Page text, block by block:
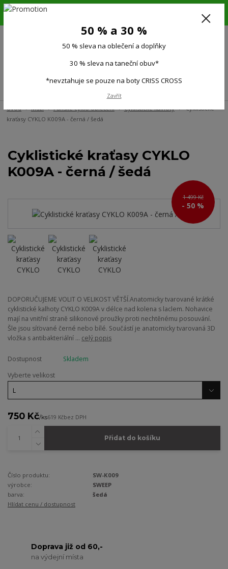
6.-16.8.26. DOVOLENÁ !!! 50 % SLEVA na všechno oblečení a doplňky !!!
(Po-Pá 9:00-15.00)
Úvod Muži Pánské cyklo oblečení Cyklistické kalhoty
Cyklistické
kraťasy CYKLO K009A - černá / šedá
Cyklistické kraťasy CYKLO
K009A - černá / šedá
1 499 Kč
- 50 %
DOPORUČUJEME VOLIT O VELIKOST VĚTŠÍ.Anatomicky tvarované krátké
cyklistické kalhoty CYKLO K009A v délce nad kolena s laclem. Nohavice
mají na vnitřní straně silikonové proužky proti nechtěnému posouvání.
Šle jsou síťované černé nebo bílé. Součástí je anatomicky tvarovaná 3D
vložka s antibakteriální ... celý popis
Dostupnost
Skladem
Vyberte velikost
750 Kč/ks619 Kčbez DPH
Přidat do košíku
Číslo produktu:
SW-K009
výrobce:
SWEEP
barva:
šedá
Hlídat cenu / dostupnost
Doprava již od 60,-
na výdejní místa
50 % a 30 %
50 % sleva na oblečení a doplňky
30 % sleva na taneční obuv*
*nevztahuje se pouze na boty CRISS CROSS
Zavřít